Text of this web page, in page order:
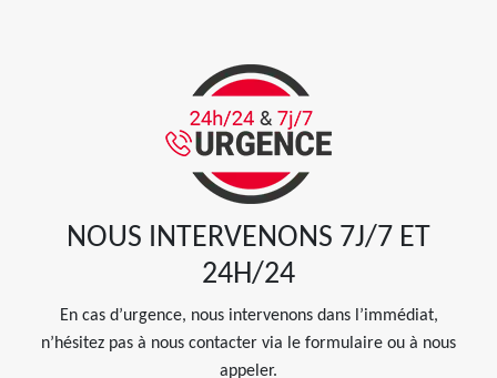
NOUS INTERVENONS 7J/7 ET
24H/24
En cas d’urgence, nous intervenons dans l’immédiat,
n’hésitez pas à nous contacter via le formulaire ou à nous
appeler.